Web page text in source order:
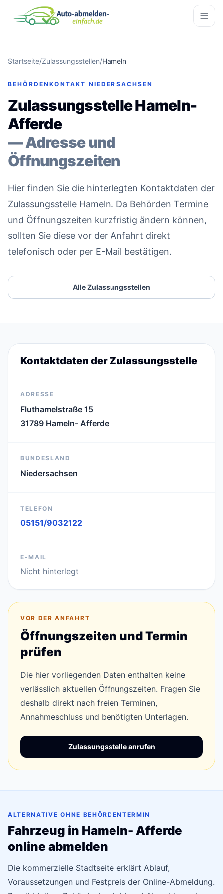
Startseite/Zulassungsstellen/Hameln
BEHÖRDENKONTAKT NIEDERSACHSEN
Zulassungsstelle Hameln-
Afferde
— Adresse und
Öffnungszeiten
Hier finden Sie die hinterlegten Kontaktdaten der
Zulassungsstelle Hameln. Da Behörden Termine
und Öffnungszeiten kurzfristig ändern können,
sollten Sie diese vor der Anfahrt direkt
telefonisch oder per E-Mail bestätigen.
Alle Zulassungsstellen
Kontaktdaten der Zulassungsstelle
ADRESSE
Fluthamelstraße 15
31789 Hameln- Afferde
BUNDESLAND
Niedersachsen
TELEFON
05151/9032122
E-MAIL
Nicht hinterlegt
VOR DER ANFAHRT
Öffnungszeiten und Termin
prüfen
Die hier vorliegenden Daten enthalten keine
verlässlich aktuellen Öffnungszeiten. Fragen Sie
deshalb direkt nach freien Terminen,
Annahmeschluss und benötigten Unterlagen.
Zulassungsstelle anrufen
ALTERNATIVE OHNE BEHÖRDENTERMIN
Fahrzeug in Hameln- Afferde
online abmelden
Die kommerzielle Stadtseite erklärt Ablauf,
Voraussetzungen und Festpreis der Online-Abmeldung.